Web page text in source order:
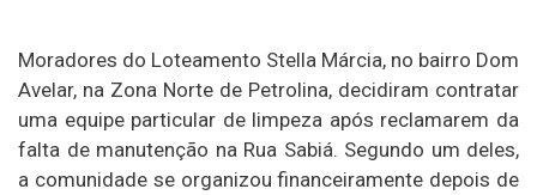
Moradores do Loteamento Stella Márcia, no bairro Dom
Avelar, na Zona Norte de Petrolina, decidiram contratar
uma equipe particular de limpeza após reclamarem da
falta de manutenção na Rua Sabiá. Segundo um deles,
a comunidade se organizou financeiramente depois de